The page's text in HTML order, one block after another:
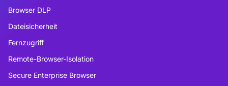
Browser DLP
Dateisicherheit
Fernzugriff
Remote-Browser-Isolation
Secure Enterprise Browser